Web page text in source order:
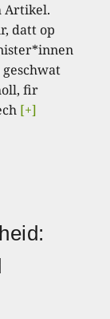
Artikel.
datt op
fir
[+]